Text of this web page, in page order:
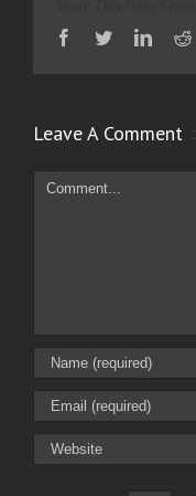
Facebook
Twitter
Leave A Comment
Comment